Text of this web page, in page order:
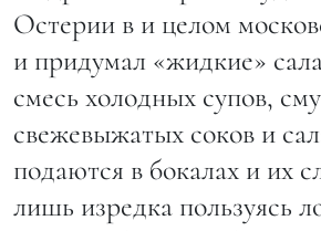
Остерии в и целом
и придумал «жидкие»
смесь холодных супов,
свежевыжатых соков и
подаются в бокалах и их
лишь изредка пользуясь